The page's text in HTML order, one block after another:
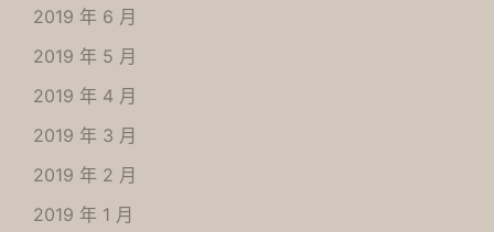
2019 年 6 月
2019 年 5 月
2019 年 4 月
2019 年 3 月
2019 年 2 月
2019 年 1 月